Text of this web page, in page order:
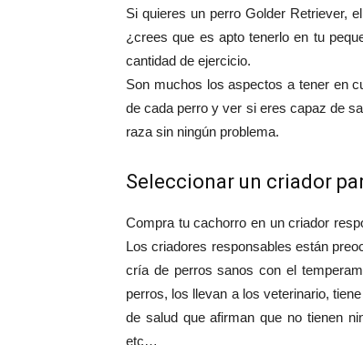
Si quieres un perro Golder Retriever,
¿crees que es apto tenerlo en tu
cantidad de ejercicio.
Son muchos los aspectos a tener en
de cada perro y ver si eres capaz de
raza sin ningún problema.
Seleccionar un criador
Compra tu cachorro en un criador
Los criadores responsables están
cría de perros sanos con el
perros, los llevan a los veterinario,
de salud que afirman que no tienen
etc…